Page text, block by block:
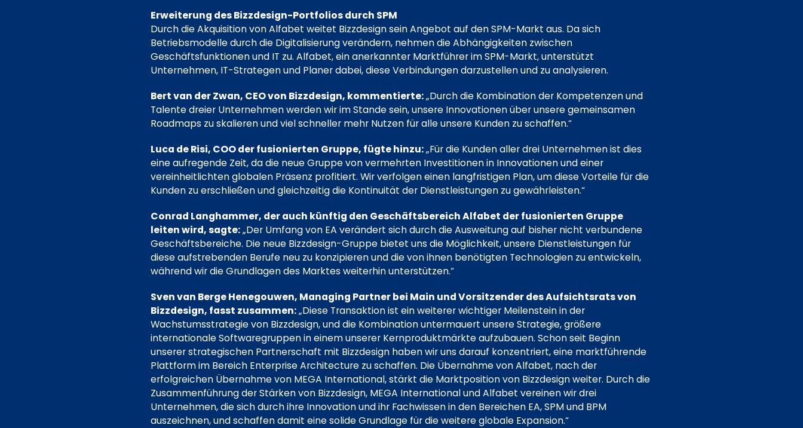
Erweiterung des Bizzdesign-Portfolios durch SPM
Durch die Akquisition von Alfabet weitet Bizzdesign sein Angebot auf den SPM-Markt aus. Da sich
Betriebsmodelle durch die Digitalisierung verändern, nehmen die Abhängigkeiten zwischen
Geschäftsfunktionen und IT zu. Alfabet, ein anerkannter Marktführer im SPM-Markt, unterstützt
Unternehmen, IT-Strategen und Planer dabei, diese Verbindungen darzustellen und zu analysieren.
Bert van der Zwan, CEO von Bizzdesign, kommentierte:„Durch die Kombination der Kompetenzen und
Talente dreier Unternehmen werden wir im Stande sein, unsere Innovationen über unsere gemeinsamen
Roadmaps zu skalieren und viel schneller mehr Nutzen für alle unsere Kunden zu schaffen.“
Luca de Risi, COO der fusionierten Gruppe, fügte hinzu:„Für die Kunden aller drei Unternehmen ist dies
eine aufregende Zeit, da die neue Gruppe von vermehrten Investitionen in Innovationen und einer
vereinheitlichten globalen Präsenz profitiert. Wir verfolgen einen langfristigen Plan, um diese Vorteile für die
Kunden zu erschließen und gleichzeitig die Kontinuität der Dienstleistungen zu gewährleisten.“
Conrad Langhammer, der auch künftig den Geschäftsbereich Alfabet der fusionierten Gruppe
leiten wird, sagte:„Der Umfang von EA verändert sich durch die Ausweitung auf bisher nicht verbundene
Geschäftsbereiche. Die neue Bizzdesign-Gruppe bietet uns die Möglichkeit, unsere Dienstleistungen für
diese aufstrebenden Berufe neu zu konzipieren und die von ihnen benötigten Technologien zu entwickeln,
während wir die Grundlagen des Marktes weiterhin unterstützen.“
Sven van Berge Henegouwen, Managing Partner bei Main und Vorsitzender des Aufsichtsrats von
Bizzdesign, fasst zusammen:„Diese Transaktion ist ein weiterer wichtiger Meilenstein in der
Wachstumsstrategie von Bizzdesign, und die Kombination untermauert unsere Strategie, größere
internationale Softwaregruppen in einem unserer Kernproduktmärkte aufzubauen. Schon seit Beginn
unserer strategischen Partnerschaft mit Bizzdesign haben wir uns darauf konzentriert, eine marktführende
Plattform im Bereich Enterprise Architecture zu schaffen. Die Übernahme von Alfabet, nach der
erfolgreichen Übernahme von MEGA International, stärkt die Marktposition von Bizzdesign weiter. Durch die
Zusammenführung der Stärken von Bizzdesign, MEGA International und Alfabet vereinen wir drei
Unternehmen, die sich durch ihre Innovation und ihr Fachwissen in den Bereichen EA, SPM und BPM
auszeichnen, und schaffen damit eine solide Grundlage für die weitere globale Expansion.“